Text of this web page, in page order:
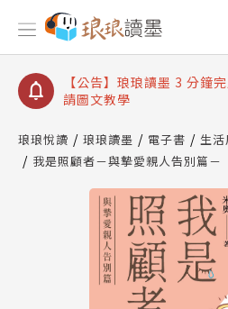
【公告】琅琅讀墨數位閱
【公告】琅琅讀墨書櫃開
【公告】琅琅讀墨 3 分鐘
請圖文教學
查詢
【公告】琅琅讀墨數位閱讀
琅琅悅讀 琅琅讀墨 電子書 生活
我是照顧者－與摯愛親人告別篇－